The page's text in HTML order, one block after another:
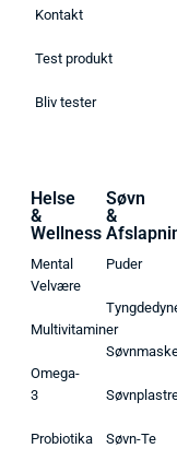
Kontakt
Test produkt
Bliv tester
Helse
&
Wellness
Mental
Velvære
Multivitaminer
Omega-
3
Probiotika
Søvn
&
Puder
Søvn-Te